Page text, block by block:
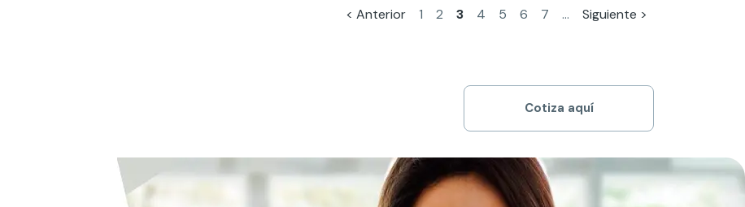
< Anterior 1 2 3 4 5 6 7 ... Siguiente >
Cotiza aquí